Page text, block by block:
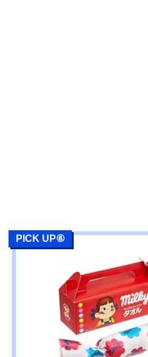
PICK UP⑥